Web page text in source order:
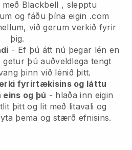
Blackbell , slepptu
og fáðu þína eigin .com
við gerum verkið fyrir
þig.
- Ef þú átt nú þegar lén en
getur þú auðveldlega tengt
þinn við lénið þitt.
fyrirtækisins og láttu
og þú - hlaða inn eigin
þitt og lit með litavali og
þema og stærð efnisins.